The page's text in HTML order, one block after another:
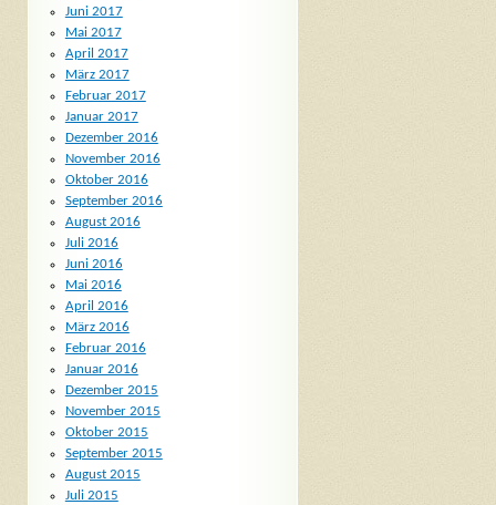
Juni 2017
Mai 2017
April 2017
März 2017
Februar 2017
Januar 2017
Dezember 2016
November 2016
Oktober 2016
September 2016
August 2016
Juli 2016
Juni 2016
Mai 2016
April 2016
März 2016
Februar 2016
Januar 2016
Dezember 2015
November 2015
Oktober 2015
September 2015
August 2015
Juli 2015